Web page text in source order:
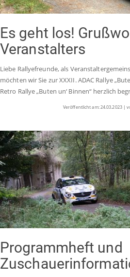
Es geht los!
Veranstalters
Liebe Rallyefreunde, als
möchten wir Sie zur XXXII. ADAC Rallye
Retro Rallye „Buten un‘ Binnen“ herzlich
Veröffentlicht am: 24.03.2023 |
Programmheft und